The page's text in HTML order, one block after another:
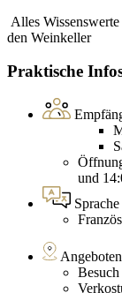
Alles
den Weinkeller
Praktische
und
Sprache